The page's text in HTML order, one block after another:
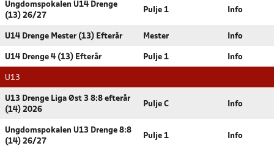
Ungdomspokalen U14 Drenge
(13) 26/27
Pulje 1 Info
U14 Drenge Mester (13) Efterår Mester Info
U14 Drenge 4 (13) Efterår Pulje 1 Info
U13
U13 Drenge Liga Øst 3 8:8 efterår
(14) 2026
Pulje C Info
Ungdomspokalen U13 Drenge 8:8
(14) 26/27
Pulje 1 Info